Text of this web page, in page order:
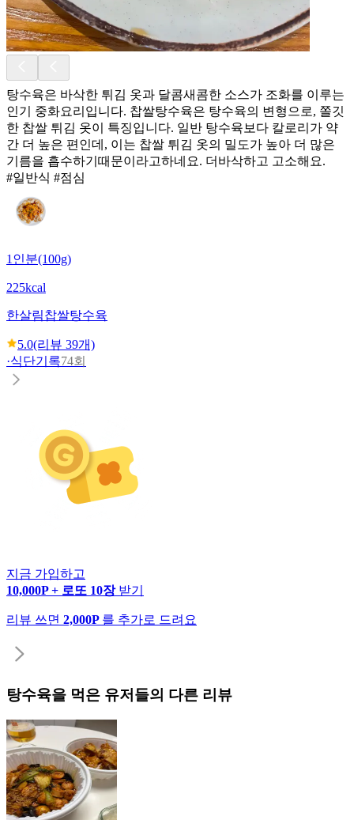
탕수육은 바삭한 튀김 옷과 달콤새콤한 소스가 조화를 이루는
인기 중화요리입니다. 찹쌀탕수육은 탕수육의 변형으로, 쫄깃
한 찹쌀 튀김 옷이 특징입니다. 일반 탕수육보다 칼로리가 약
간 더 높은 편인데, 이는 찹쌀 튀김 옷의 밀도가 높아 더 많은
기름을 흡수하기때문이라고하네요. 더바삭하고 고소해요.
#일반식 #점심
1인분(100g)
225kcal
한살림찹쌀탕수육
5.0(리뷰 39개)
·식단기록74회
지금 가입하고
10,000P + 로또 10장 받기
리뷰 쓰면 2,000P 를 추가로 드려요
탕수육을 먹은 유저들의 다른 리뷰